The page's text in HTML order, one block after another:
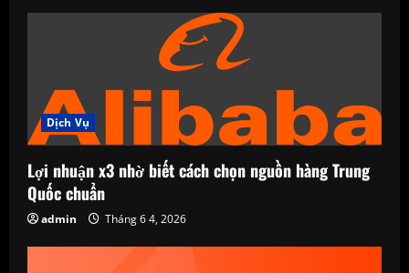
Dịch Vụ
Lợi nhuận x3 nhờ biết cách chọn nguồn hàng Trung
Quốc chuẩn
admin Tháng 6 4, 2026